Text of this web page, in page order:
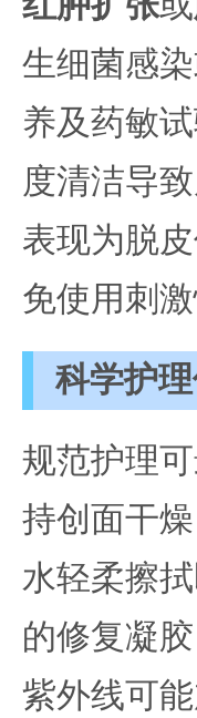
生细菌感
养及药敏
度清洁导
表现为脱
免使用刺激
科学护
规范护理
持创面干
水轻柔擦
的修复凝
紫外线可